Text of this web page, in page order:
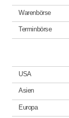
Warenbörse
Terminbörse
USA
Asien
Europa